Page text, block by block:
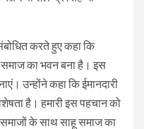
करते हुए कहा कि
का भवन बना है। इस
उन्होंने कहा कि ईमानदारी
है। हमारी इस पहचान को
के साथ साहू समाज का